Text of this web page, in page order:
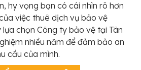
hy vọng bạn có cái nhìn rõ hơn
việc thuê dịch vụ bảo vệ
chọn Công ty bảo vệ tại Tân
nhiều năm để đảm bảo an
cầu của mình.